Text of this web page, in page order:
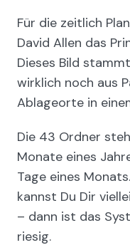
Für die zeitlich
David Allen das
Dieses Bild
wirklich noch aus
Ablageorte in
Die 43 Ordner
Monate eines
Tage eines
kannst Du Dir
– dann ist das
riesig.